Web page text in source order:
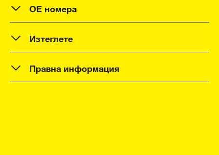
OE номера
Изтеглете
Правна информация